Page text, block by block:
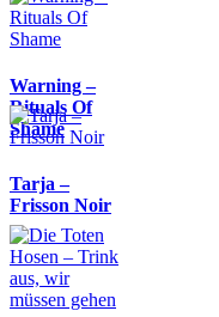
Warning –
Rituals Of
Shame
Tarja –
Frisson Noir